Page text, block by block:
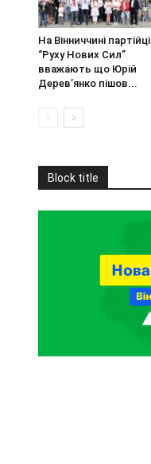
На Вінниччині партійці
“Руху Нових Сил”
вважають що Юрій
Дерев’янко пішов...
Block title